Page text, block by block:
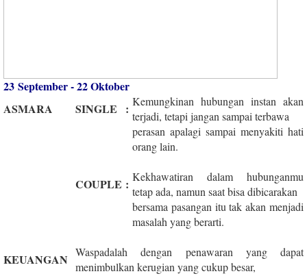
23 September - 22 Oktober
ASMARA
SINGLE : Kemungkinan hubungan instan akan
terjadi, tetapi jangan sampai terbawa
perasan apalagi sampai menyakiti hati
orang lain.
COUPLE : Kekhawatiran dalam hubunganmu
tetap ada, namun saat bisa dibicarakan
bersama pasangan itu tak akan menjadi
masalah yang berarti.
KEUANGAN Waspadalah dengan penawaran yang dapat
menimbulkan kerugian yang cukup besar,